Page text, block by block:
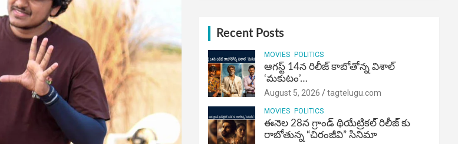
Recent Posts
MOVIES POLITICS
ఆగస్ట్ 14న రిలీజ్ కాబోతోన్న విశాల్
‘మకుటం’…
August 5, 2026 tagtelugu.com
MOVIES POLITICS
ఈనెల 28న గ్రాండ్ థియేట్రికల్ రిలీజ్ కు
రాబోతున్న “చిరంజీవి” సినిమా